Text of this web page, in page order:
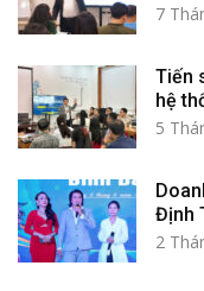
7
Tiến
hệ
5
Định
2